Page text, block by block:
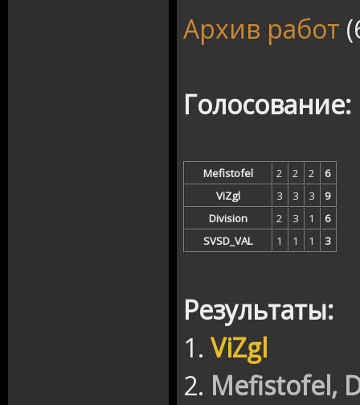
Архив работ
Голосование:
Mefistofel 2 2 2
6
ViZgl
3 3 3
9
Division
2 3 1
6
SVSD_VAL
1 1 1 3
Результаты:
1. ViZgl
2. Mefistofel,